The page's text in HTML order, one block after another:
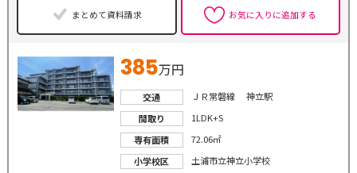
まとめて資料請求 お気に入りに追加する
385万円
交通
ＪＲ常磐線 神立駅
間取り
1LDK+S
専有面積
72.06㎡
小学校区
土浦市立神立小学校